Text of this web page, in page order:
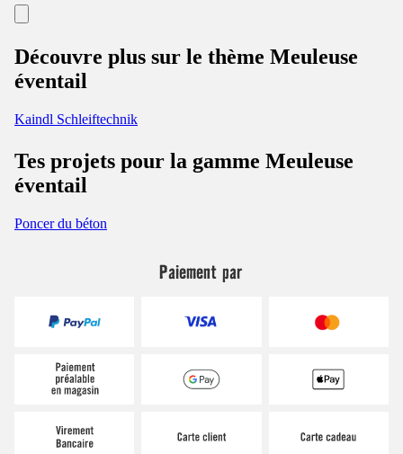
Découvre plus sur le thème Meuleuse
éventail
Kaindl Schleiftechnik
Tes projets pour la gamme Meuleuse
éventail
Poncer du béton
Paiement par